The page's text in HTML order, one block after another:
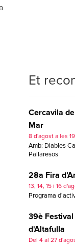
Et
Cercavila
Mar
8 d'agost a les
Amb: Diables
Pallaresos
28a Fira
13, 14, 15 i 16
Programa
39è
d'Altafulla
Del 4 al 27